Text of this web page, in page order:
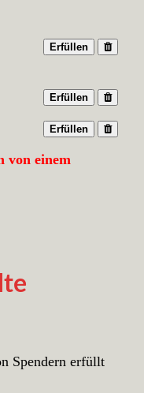
Erfüllen
Erfüllen
Erfüllen
von einem
Spendern erfüllt